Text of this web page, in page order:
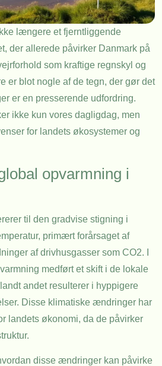
længere et fjerntliggende
der allerede påvirker Danmark på
som kraftige regnskyl og
er blot nogle af de tegn, der gør det
er en presserende udfordring.
ikke kun vores dagligdag, men
for landets økosystemer og
opvarmning i
til den gradvise stigning i
primært forårsaget af
af drivhusgasser som CO2. I
medført et skift i de lokale
andet resulterer i hyppigere
Disse klimatiske ændringer har
landets økonomi, da de påvirker
disse ændringer kan påvirke